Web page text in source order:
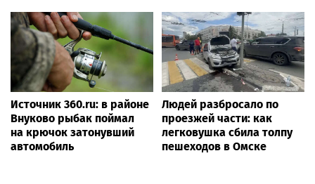
Источник 360.ru: в районе
Внуково рыбак поймал
на крючок затонувший
автомобиль
Людей разбросало по
проезжей части: как
легковушка сбила толпу
пешеходов в Омске